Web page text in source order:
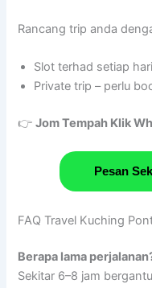
Rancang trip anda
Slot terhad setiap hari
Private trip – perlu
👉Jom Tempah Klik
Pesan
FAQ Travel Kuching
Berapa lama
Sekitar 6–8 jam